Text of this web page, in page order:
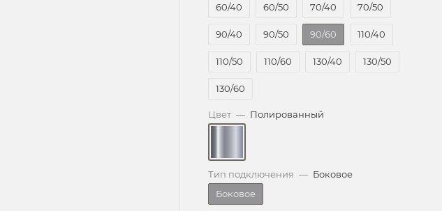
60/40
60/50 70/40 70/50
90/40 90/50 90/60 110/40
110/50 110/60 130/40 130/50
130/60
Цвет — Полированный
Тип подключения — Боковое
Боковое